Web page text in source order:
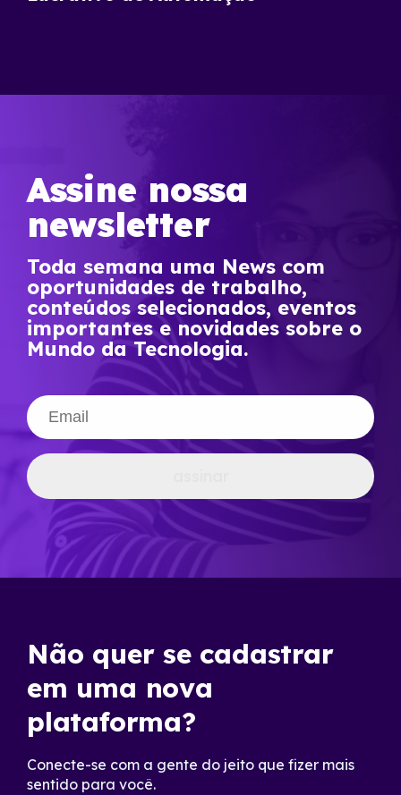
Assine nossa
newsletter
Toda semana uma News com
oportunidades de trabalho,
conteúdos selecionados, eventos
importantes e novidades sobre o
Mundo da Tecnologia.
Não quer se cadastrar
em uma nova
plataforma?
Conecte-se com a gente do jeito que fizer mais
sentido para você.